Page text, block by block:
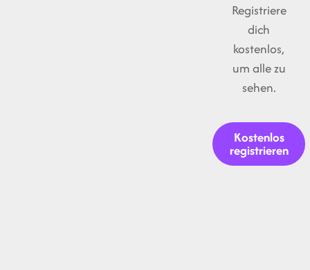
Registriere
dich
kostenlos,
um alle zu
sehen.
Kostenlos
registrieren